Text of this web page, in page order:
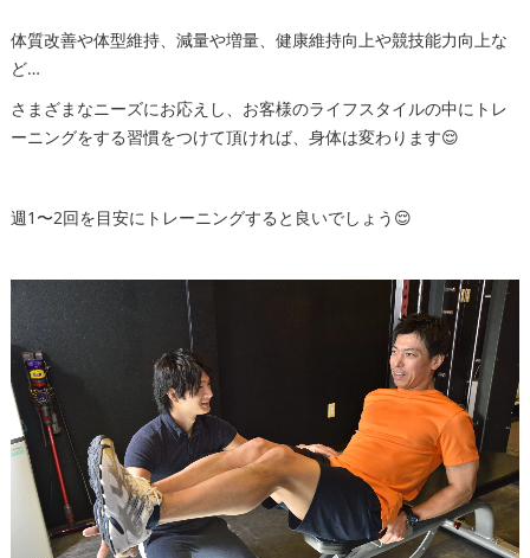
体質改善や体型維持、減量や増量、健康維持向上や競技能力向上な
ど…
さまざまなニーズにお応えし、お客様のライフスタイルの中にトレ
ーニングをする習慣をつけて頂ければ、身体は変わります😌
週1〜2回を目安にトレーニングすると良いでしょう😌